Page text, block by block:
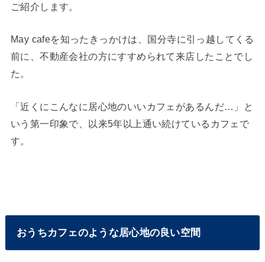
ご紹介します。
May cafeを知ったきっかけは、国分寺に引っ越してくる
前に、不動産会社の方にすすめられて来店したことでし
た。
「近くにこんなに居心地のいいカフェがあるんだ…」と
いう第一印象で、以来5年以上通い続けているカフェで
す。
おうちカフェのような居心地の良い空間